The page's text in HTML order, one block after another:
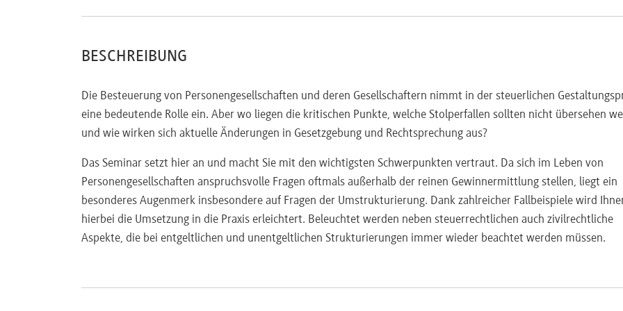
BESCHREIBUNG
Die Besteuerung von Personengesellschaften und deren Gesellschaftern nimmt in der steuerlichen
eine bedeutende Rolle ein. Aber wo liegen die kritischen Punkte, welche Stolperfallen sollten nicht übersehen
und wie wirken sich aktuelle Änderungen in Gesetzgebung und Rechtsprechung aus?
Das Seminar setzt hier an und macht Sie mit den wichtigsten Schwerpunkten vertraut. Da sich im Leben von
Personengesellschaften anspruchsvolle Fragen oftmals außerhalb der reinen Gewinnermittlung stellen, liegt ein
besonderes Augenmerk insbesondere auf Fragen der Umstrukturierung. Dank zahlreicher Fallbeispiele wird
hierbei die Umsetzung in die Praxis erleichtert. Beleuchtet werden neben steuerrechtlichen auch zivilrechtliche
Aspekte, die bei entgeltlichen und unentgeltlichen Strukturierungen immer wieder beachtet werden müssen.